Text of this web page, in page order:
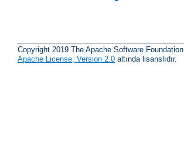
Copyright 2019 The Apache Software Foundation.
Apache License, Version 2.0 altında lisanslıdır.